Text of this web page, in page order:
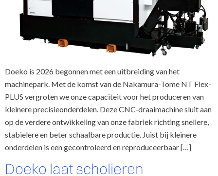
Doeko is 2026 begonnen met een uitbreiding van het
machinepark. Met de komst van de Nakamura-Tome NT Flex-
PLUS vergroten we onze capaciteit voor het produceren van
kleinere precisieonderdelen. Deze CNC-draaimachine sluit aan
op de verdere ontwikkeling van onze fabriek richting snellere,
stabielere en beter schaalbare productie. Juist bij kleinere
onderdelen is een gecontroleerd en reproduceerbaar […]
Doeko laat scholieren